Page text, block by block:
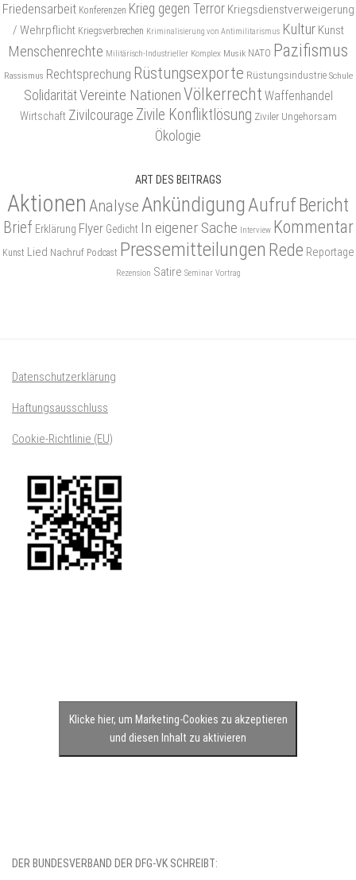
Friedensarbeit Konferenzen Krieg gegen Terror Kriegsdienstverweigerung
/ Wehrpflicht Kriegsverbrechen Kriminalisierung von Antimilitarismus Kultur Kunst
Menschenrechte Militärisch-Industrieller Komplex Musik NATO Pazifismus
Rassismus Rechtsprechung Rüstungsexporte Rüstungsindustrie Schule
SolidaritätVereinte NationenVölkerrecht Waffenhandel
Wirtschaft Zivilcourage Zivile Konfliktlösung Ziviler Ungehorsam
Ökologie
ART DES BEITRAGS
Aktionen AnalyseAnkündigungAufrufBericht
Brief Erklärung Flyer Gedicht In eigener Sache Interview Kommentar
Kunst Lied Nachruf Podcast Pressemitteilungen Rede Reportage
Rezension Satire Seminar Vortrag
Datenschutzerklärung
Haftungsausschluss
Cookie-Richtlinie (EU)
Klicke hier, um Marketing-Cookies zu akzeptieren
und diesen Inhalt zu aktivieren
DER BUNDESVERBAND DER DFG-VK SCHREIBT: